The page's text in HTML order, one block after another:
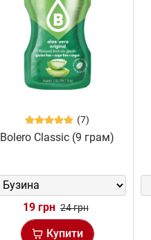
(7)
Bolero Classic (9 грам)
19 грн 24 грн
Купити